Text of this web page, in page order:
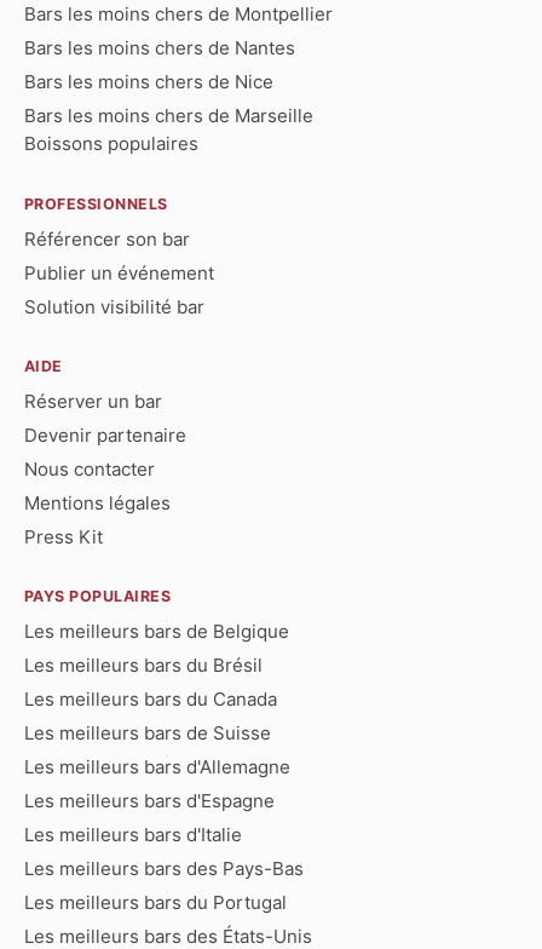
Bars les moins chers de Montpellier
Bars les moins chers de Nantes
Bars les moins chers de Nice
Bars les moins chers de Marseille
Boissons populaires
PROFESSIONNELS
Référencer son bar
Publier un événement
Solution visibilité bar
AIDE
Réserver un bar
Devenir partenaire
Nous contacter
Mentions légales
Press Kit
PAYS POPULAIRES
Les meilleurs bars de Belgique
Les meilleurs bars du Brésil
Les meilleurs bars du Canada
Les meilleurs bars de Suisse
Les meilleurs bars d'Allemagne
Les meilleurs bars d'Espagne
Les meilleurs bars d'Italie
Les meilleurs bars des Pays-Bas
Les meilleurs bars du Portugal
Les meilleurs bars des États-Unis